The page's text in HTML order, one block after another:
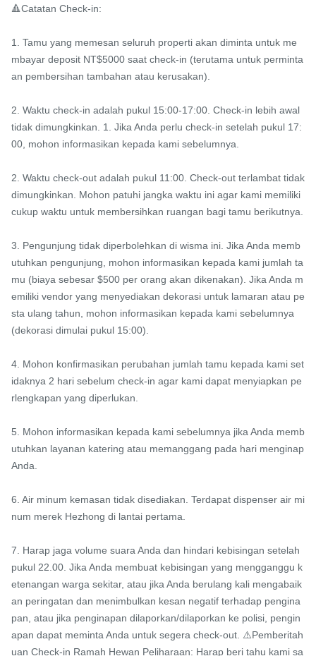
🔺Catatan Check-in:
1. Tamu yang memesan seluruh properti akan diminta untuk me
mbayar deposit NT$5000 saat check-in (terutama untuk perminta
an pembersihan tambahan atau kerusakan).
2. Waktu check-in adalah pukul 15:00-17:00. Check-in lebih awal
tidak dimungkinkan. 1. Jika Anda perlu check-in setelah pukul 17:
00, mohon informasikan kepada kami sebelumnya.
2. Waktu check-out adalah pukul 11:00. Check-out terlambat tidak
dimungkinkan. Mohon patuhi jangka waktu ini agar kami memiliki
cukup waktu untuk membersihkan ruangan bagi tamu berikutnya.
3. Pengunjung tidak diperbolehkan di wisma ini. Jika Anda memb
utuhkan pengunjung, mohon informasikan kepada kami jumlah ta
mu (biaya sebesar $500 per orang akan dikenakan). Jika Anda m
emiliki vendor yang menyediakan dekorasi untuk lamaran atau pe
sta ulang tahun, mohon informasikan kepada kami sebelumnya
(dekorasi dimulai pukul 15:00).
4. Mohon konfirmasikan perubahan jumlah tamu kepada kami set
idaknya 2 hari sebelum check-in agar kami dapat menyiapkan pe
rlengkapan yang diperlukan.
5. Mohon informasikan kepada kami sebelumnya jika Anda memb
utuhkan layanan katering atau memanggang pada hari menginap
Anda.
6. Air minum kemasan tidak disediakan. Terdapat dispenser air mi
num merek Hezhong di lantai pertama.
7. Harap jaga volume suara Anda dan hindari kebisingan setelah
pukul 22.00. Jika Anda membuat kebisingan yang mengganggu k
etenangan warga sekitar, atau jika Anda berulang kali mengabaik
an peringatan dan menimbulkan kesan negatif terhadap pengina
pan, atau jika penginapan dilaporkan/dilaporkan ke polisi, pengin
apan dapat meminta Anda untuk segera check-out. ⚠️Pemberitah
uan Check-in Ramah Hewan Peliharaan: Harap beri tahu kami sa